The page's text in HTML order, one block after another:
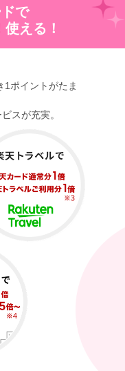
で
える！
1ポイントがたま
スが充実。